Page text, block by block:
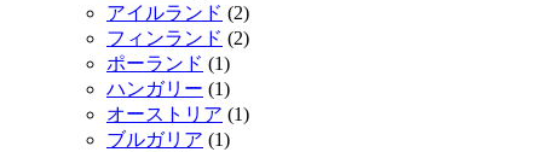
アイルランド (2)
フィンランド (2)
ポーランド (1)
ハンガリー (1)
オーストリア (1)
ブルガリア (1)